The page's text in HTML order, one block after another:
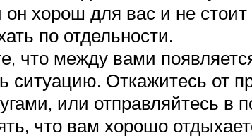
он хорош для вас и не
по отдельности.
что между вами
ситуацию. Откажитесь от
или отправляйтесь
что вам хорошо